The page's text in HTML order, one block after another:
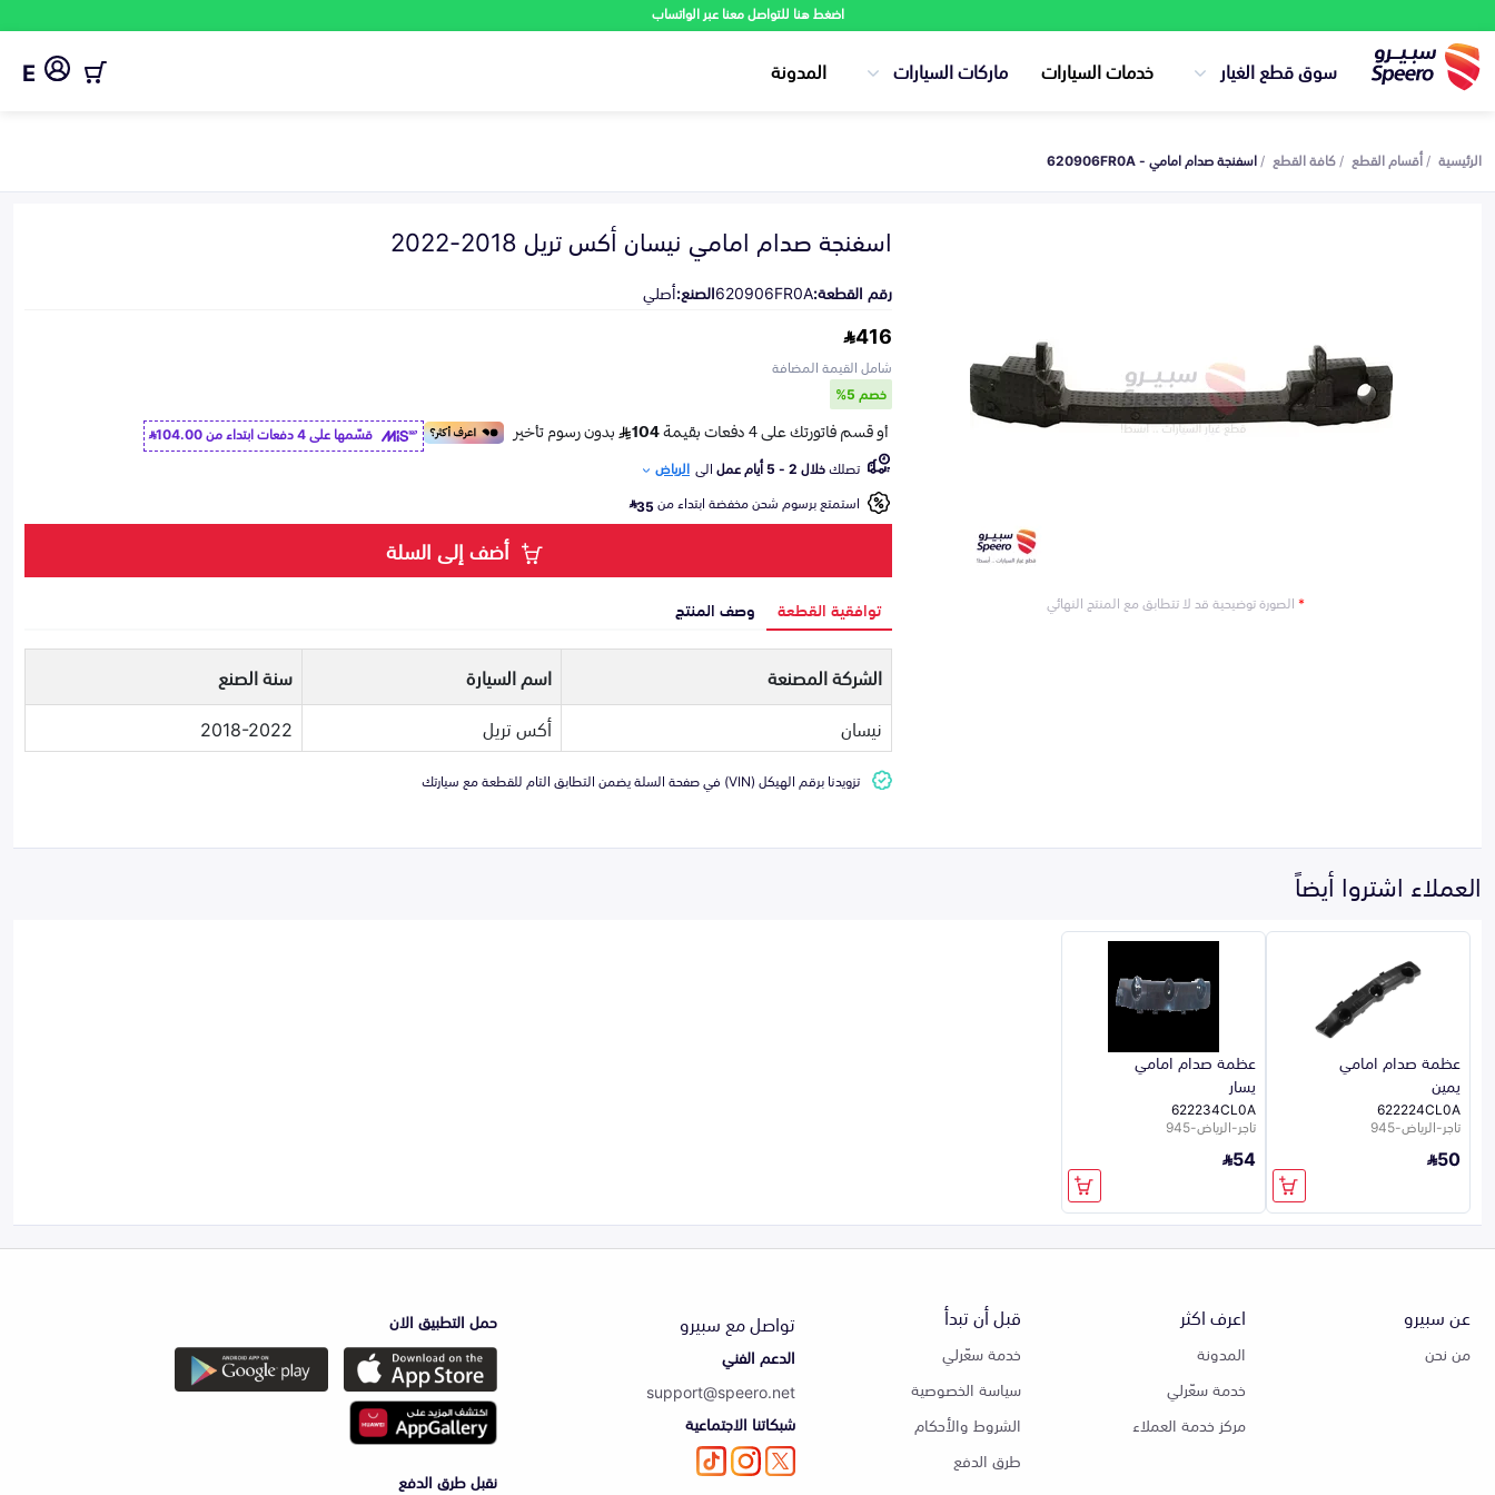
اضغط هنا للتواصل معنا عبر الواتساب
سوق قطع الغيار خدمات السيارات ماركات السيارات المدونة E
الرئيسية أقسام القطع كافة القطع اسفنجة صدام امامي - 620906FR0A
*الصورة توضيحية قد لا تتطابق مع المنتج النهائي
اسفنجة صدام امامي نيسان أكس تريل 2018-2022
رقم القطعة:620906FR0Aالصنع:أصلي
416
شامل القيمة المضافة
خصم 5%
قسّمها على 4 دفعات ابتداء من
104.00
تصلكخلال 2 - 5 أيام عمل الى الرياض
استمتع برسوم شحن مخفضة ابتداء من35
أضف إلى السلة
توافقية القطعة وصف المنتج
الشركة المصنعة اسم السيارة
سنة الصنع
نيسان
أكس تريل 2018-2022
تزويدنا برقم الهيكل (VIN) في صفحة السلة يضمن التطابق التام للقطعة مع سيارتك
العملاء اشتروا أيضاً
عظمة صدام امامي
يمين
622224CL0A
تاجر-الرياض-945
50
عظمة صدام امامي
يسار
622234CL0A
تاجر-الرياض-945
54
عن سبيرو
من نحن
اعرف اكثر
المدونة
خدمة سعّرلي
مركز خدمة العملاء
قبل أن تبدأ
خدمة سعّرلي
سياسة الخصوصية
الشروط والأحكام
طرق الدفع
تواصل مع سبيرو
الدعم الفني
support@speero.net
شبكاتنا الاجتماعية
حمل التطبيق الان
نقبل طرق الدفع